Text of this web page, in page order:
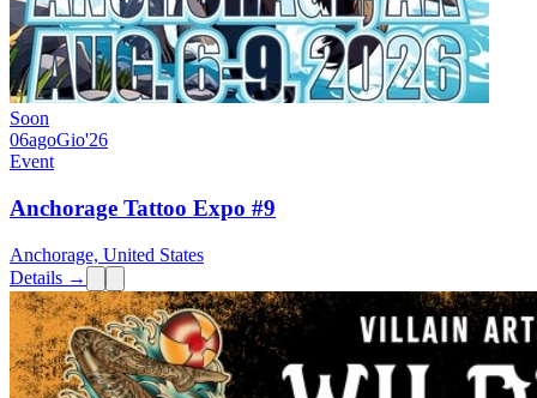
Soon
06agoGio'26
Event
Anchorage Tattoo Expo #9
Anchorage, United States
Details →